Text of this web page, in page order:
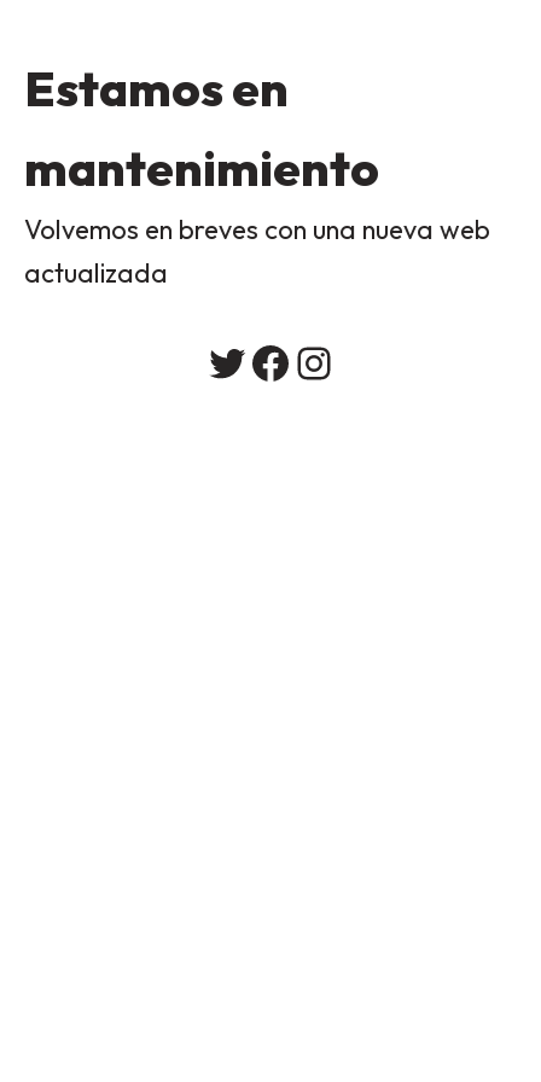
Estamos en
mantenimiento
Volvemos en breves con una nueva web
actualizada
Twitter
Facebook
Instagram